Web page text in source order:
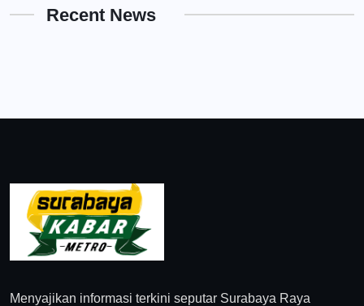
Recent News
Menyajikan informasi terkini seputar Surabaya Raya